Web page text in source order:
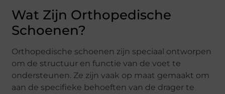
Wat Zijn Orthopedische
Schoenen?
Orthopedische schoenen zijn speciaal ontworpen
om de structuur en functie van de voet te
ondersteunen. Ze zijn vaak op maat gemaakt om
aan de specifieke behoeften van de drager te